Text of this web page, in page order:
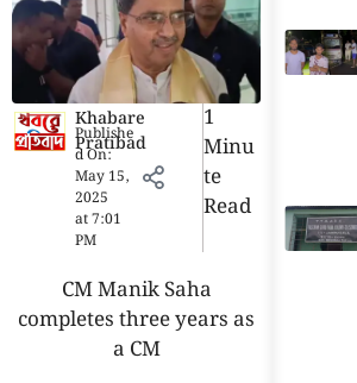
Khabare
Pratibad
Publishe
d On:
May 15,
2025
at7:01
PM
1
Minu
Te
Read
CM Manik Saha
completes three years as
a CM